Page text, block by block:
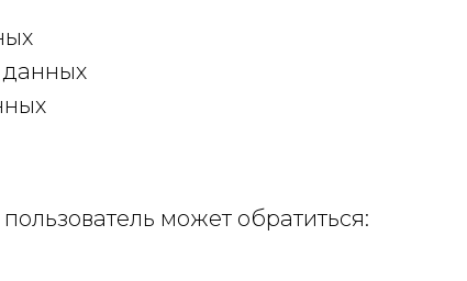
данных
может обратиться: